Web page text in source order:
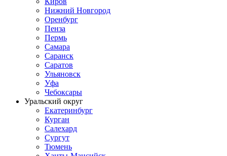
Нижний Новгород
Оренбург
Пенза
Пермь
Самара
Саранск
Саратов
Ульяновск
Уфа
Чебоксары
Уральский округ
Екатеринбург
Курган
Салехард
Сургут
Тюмень